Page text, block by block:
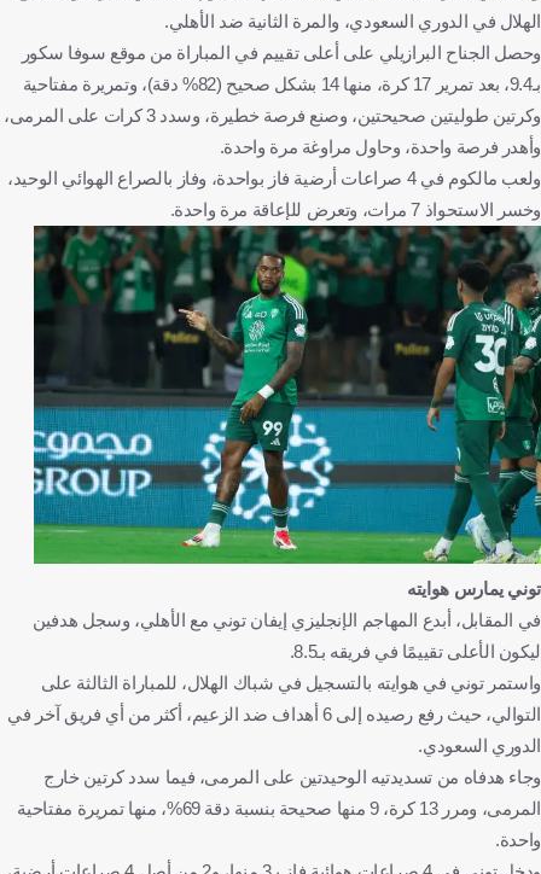
الهلال في الدوري السعودي، والمرة الثانية ضد الأهلي.
وحصل الجناح البرازيلي على أعلى تقييم في المباراة من موقع سوفا سكور
بـ9.4، بعد تمرير 17 كرة، منها 14 بشكل صحيح (82% دقة)، وتمريرة مفتاحية
وكرتين طوليتين صحيحتين، وصنع فرصة خطيرة، وسدد 3 كرات على المرمى،
وأهدر فرصة واحدة، وحاول مراوغة مرة واحدة.
ولعب مالكوم في 4 صراعات أرضية فاز بواحدة، وفاز بالصراع الهوائي الوحيد،
وخسر الاستحواذ 7 مرات، وتعرض للإعاقة مرة واحدة.
توني يمارس هوايته
في المقابل، أبدع المهاجم الإنجليزي إيفان توني مع الأهلي، وسجل هدفين
ليكون الأعلى تقييمًا في فريقه بـ8.5.
واستمر توني في هوايته بالتسجيل في شباك الهلال، للمباراة الثالثة على
التوالي، حيث رفع رصيده إلى 6 أهداف ضد الزعيم، أكثر من أي فريق آخر في
الدوري السعودي.
وجاء هدفاه من تسديدتيه الوحيدتين على المرمى، فيما سدد كرتين خارج
المرمى، ومرر 13 كرة، 9 منها صحيحة بنسبة دقة 69%، منها تمريرة مفتاحية
واحدة.